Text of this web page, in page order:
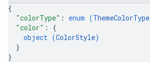
{
"colorType" : enum (ThemeColorType
"color" : {
object (ColorStyle)
}
}